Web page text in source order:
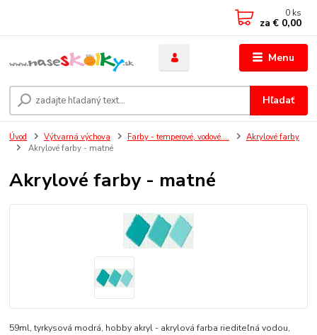
Menu
Hľadať
0 ks
za € 0,00
Úvod Výtvarná výchova Farby - temperové, vodové....
Akrylové farby
Akrylové farby - matné
Akrylové farby - matné
59ml, tyrkysová modrá, hobby akryl - akrylová farba riediteľná vodou,